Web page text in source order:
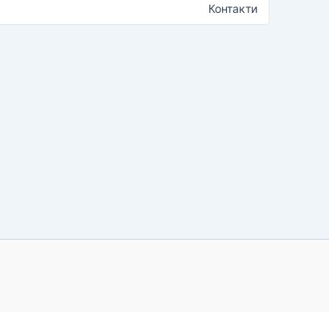
Контакти